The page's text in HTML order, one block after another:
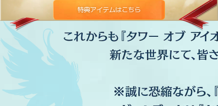
特典アイテムはこちら